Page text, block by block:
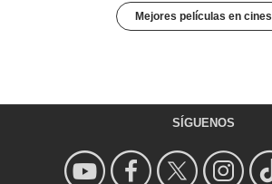
Mejores películas en cines
SÍGUENOS